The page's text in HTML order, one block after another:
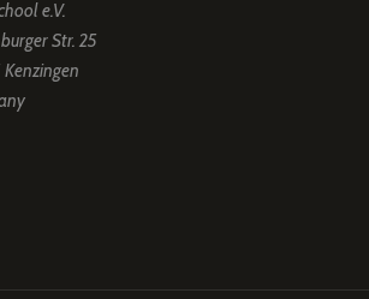
e.V.
Str. 25
Kenzingen